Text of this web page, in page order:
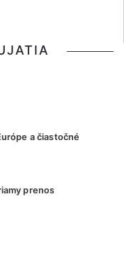
a čiastočné
prenos